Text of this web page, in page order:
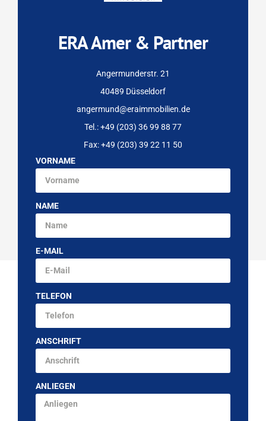
ERA Amer & Partner
Angermunderstr. 21
40489 Düsseldorf
angermund@eraimmobilien.de
Tel.: +49 (203) 36 99 88 77
Fax: +49 (203) 39 22 11 50
VORNAME
NAME
E-MAIL
TELEFON
ANSCHRIFT
ANLIEGEN